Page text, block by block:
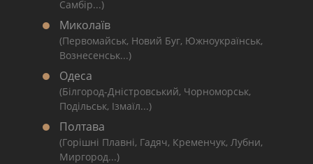
Самбір...)
Миколаїв
(Первомайськ, Новий Буг, Южноукраїнськ,
Вознесенськ...)
Одеса
(Білгород-Дністровський, Чорноморськ,
Подільськ, Ізмаїл...)
Полтава
(Горішні Плавні, Гадяч, Кременчук, Лубни,
Миргород...)